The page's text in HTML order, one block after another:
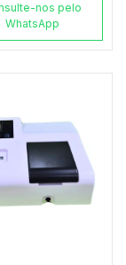
nos pelo
WhatsApp